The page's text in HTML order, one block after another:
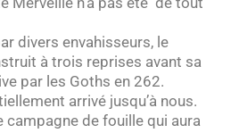
divers envahisseurs, le
à trois reprises avant sa
par les Goths en 262.
arrivé jusqu’à nous.
campagne de fouille qui aura